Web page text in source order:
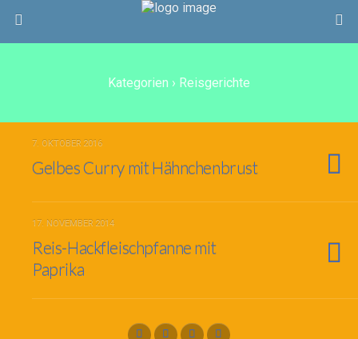
Kategorien › Reisgerichte
7. OKTOBER 2016
Gelbes Curry mit Hähnchenbrust
17. NOVEMBER 2014
Reis-Hackfleischpfanne mit
Paprika